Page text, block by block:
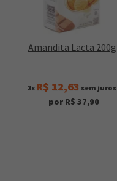
Amandita Lacta 200g
3x R$ 12,63 sem juros
por R$ 37,90